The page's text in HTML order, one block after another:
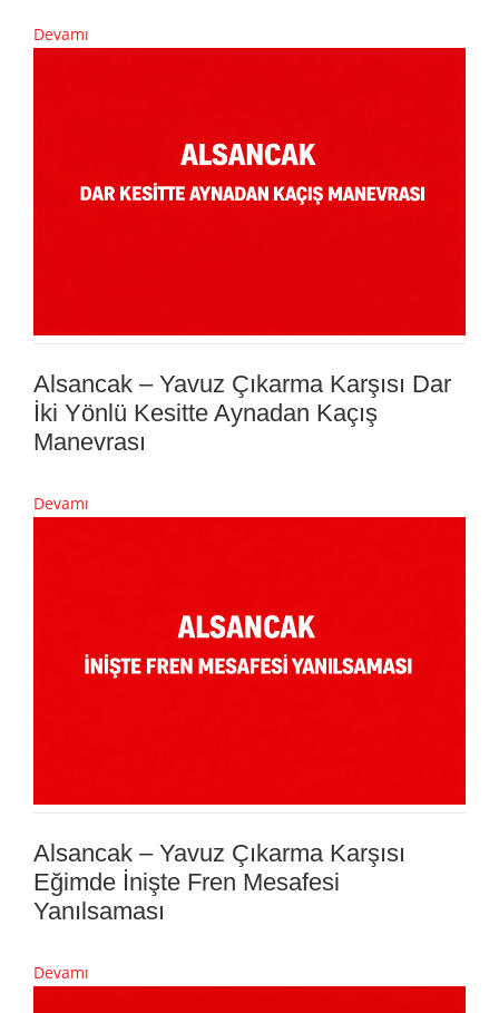
Devamı
Alsancak – Yavuz Çıkarma Karşısı Dar
İki Yönlü Kesitte Aynadan Kaçış
Manevrası
Devamı
Alsancak – Yavuz Çıkarma Karşısı
Eğimde İnişte Fren Mesafesi
Yanılsaması
Devamı